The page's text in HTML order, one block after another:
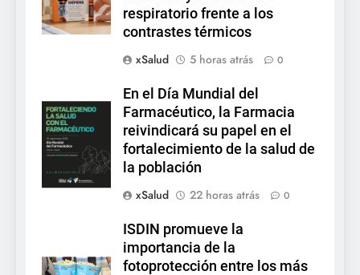
respiratorio frente a los
contrastes térmicos
xSalud
5 horas atrás 0
En el Día Mundial del
Farmacéutico, la Farmacia
reivindicará su papel en el
fortalecimiento de la salud de
la población
xSalud
22 horas atrás 0
ISDIN promueve la
importancia de la
fotoprotección entre los más